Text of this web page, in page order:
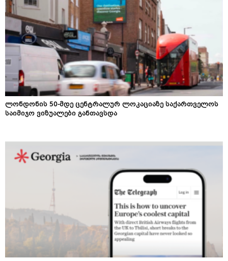
ლონდონის 50-მდე ცენტრალურ ლოკაციაზე საქართველოს
საიმიჯო ვიზუალები განთავსდა